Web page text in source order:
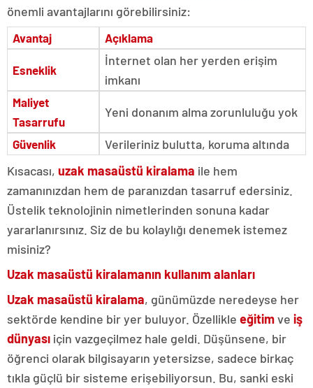
önemli avantajlarını görebilirsiniz:
Avantaj Açıklama
Esneklik
İnternet olan her yerden erişim
imkanı
Maliyet
Tasarrufu
Yeni donanım alma zorunluluğu yok
Güvenlik
Verileriniz bulutta, koruma altında
Kısacası, uzak masaüstü kiralama ile hem
zamanınızdan hem de paranızdan tasarruf edersiniz.
Üstelik teknolojinin nimetlerinden sonuna kadar
yararlanırsınız. Siz de bu kolaylığı denemek istemez
misiniz?
Uzak masaüstü kiralamanın kullanım alanları
Uzak masaüstü kiralama, günümüzde neredeyse her
sektörde kendine bir yer buluyor. Özellikle eğitimve iş
dünyası için vazgeçilmez hale geldi. Düşünsene, bir
öğrenci olarak bilgisayarın yetersizse, sadece birkaç
tıkla güçlü bir sisteme erişebiliyorsun. Bu, sanki eski